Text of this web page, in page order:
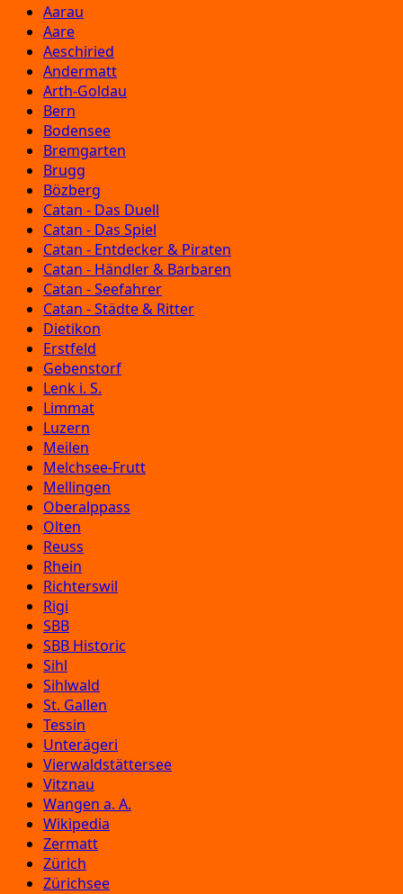
Aarau
Aare
Aeschiried
Andermatt
Arth-Goldau
Bern
Bodensee
Bremgarten
Brugg
Bözberg
Catan - Das Duell
Catan - Das Spiel
Catan - Entdecker & Piraten
Catan - Händler & Barbaren
Catan - Seefahrer
Catan - Städte & Ritter
Dietikon
Erstfeld
Gebenstorf
Lenk i. S.
Limmat
Luzern
Meilen
Melchsee-Frutt
Mellingen
Oberalppass
Olten
Reuss
Rhein
Richterswil
Rigi
SBB
SBB Historic
Sihl
Sihlwald
St. Gallen
Tessin
Unterägeri
Vierwaldstättersee
Vitznau
Wangen a. A.
Wikipedia
Zermatt
Zürich
Zürichsee